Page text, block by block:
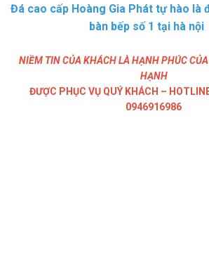
Đá cao cấp Hoàng Gia Phát tự hào là
bàn bếp số 1 tại hà
NIỀM TIN CỦA KHÁCH LÀ HẠNH PHÚC
HẠNH
ĐƯỢC PHỤC VỤ QUÝ KHÁCH –
0946916986